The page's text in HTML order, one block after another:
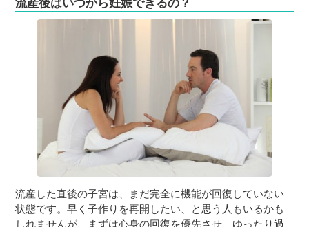
流産後はいつから妊娠できるの？
流産した直後の子宮は、まだ完全に機能が回復していない
状態です。早く子作りを再開したい、と思う人もいるかも
しれませんが、まずは心身の回復を優先させ、ゆったり過